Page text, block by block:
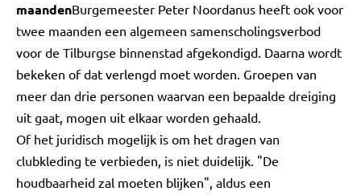
maandenBurgemeester Peter Noordanus heeft ook voor
twee maanden een algemeen samenscholingsverbod
voor de Tilburgse binnenstad afgekondigd. Daarna wordt
bekeken of dat verlengd moet worden. Groepen van
meer dan drie personen waarvan een bepaalde dreiging
uit gaat, mogen uit elkaar worden gehaald.
Of het juridisch mogelijk is om het dragen van
clubkleding te verbieden, is niet duidelijk. "De
houdbaarheid zal moeten blijken", aldus een